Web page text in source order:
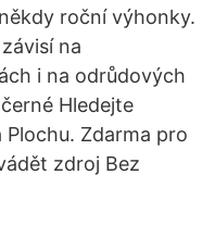
roční výhonky.
na
i na odrůdových
Hledejte
Zdarma pro
zdroj Bez